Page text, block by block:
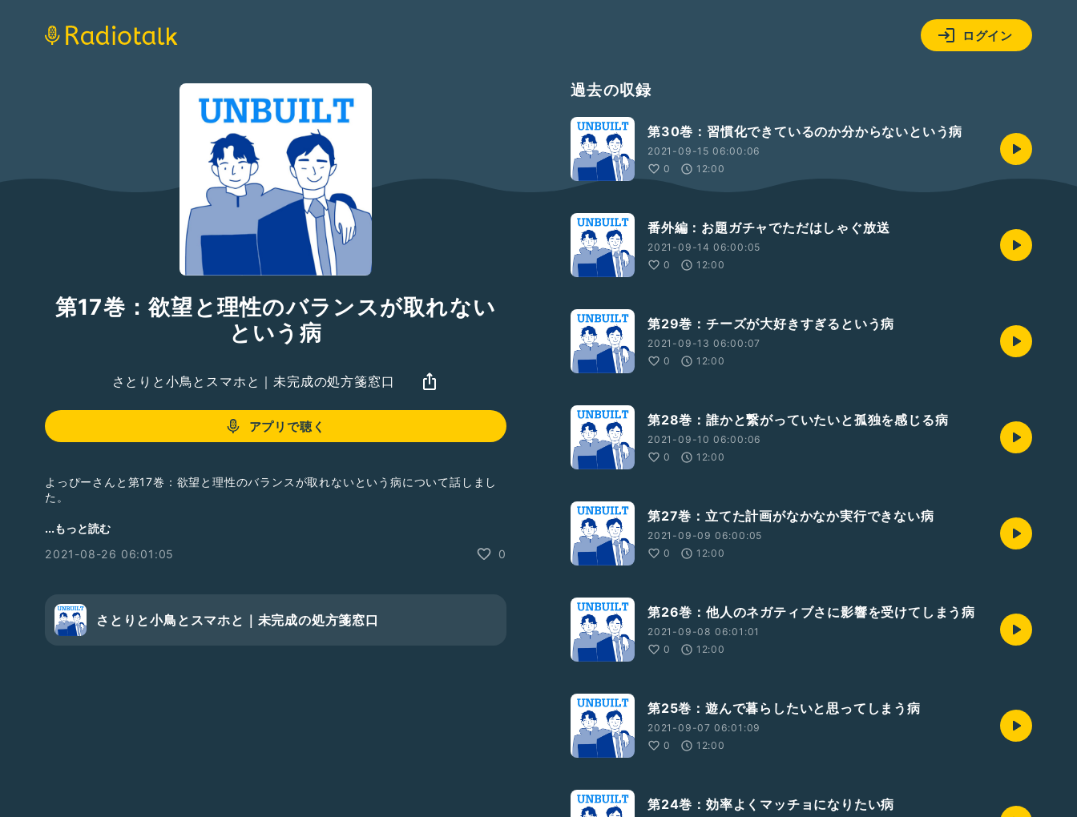
ログイン
第17巻：欲望と理性のバランスが取れない
という病
さとりと小鳥とスマホと｜未完成の処方箋窓口
アプリで聴く
よっぴーさんと第17巻：欲望と理性のバランスが取れないという病について話しまし
た。
欲望には有り難みを感じつつ、理性で欲望の分量を調整して大事に味わおう。
#ゲストと一緒に配信 #2人組
...もっと読む
2021-08-26 06:01:05
0
さとりと小鳥とスマホと｜未完成の処方箋窓口
過去の収録
第30巻：習慣化できているのか分からないという病
2021-09-15 06:00:06
0
12:00
番外編：お題ガチャでただはしゃぐ放送
2021-09-14 06:00:05
0
12:00
第29巻：チーズが大好きすぎるという病
2021-09-13 06:00:07
0
12:00
第28巻：誰かと繋がっていたいと孤独を感じる病
2021-09-10 06:00:06
0
12:00
第27巻：立てた計画がなかなか実行できない病
2021-09-09 06:00:05
0
12:00
第26巻：他人のネガティブさに影響を受けてしまう病
2021-09-08 06:01:01
0
12:00
第25巻：遊んで暮らしたいと思ってしまう病
2021-09-07 06:01:09
0
12:00
第24巻：効率よくマッチョになりたい病